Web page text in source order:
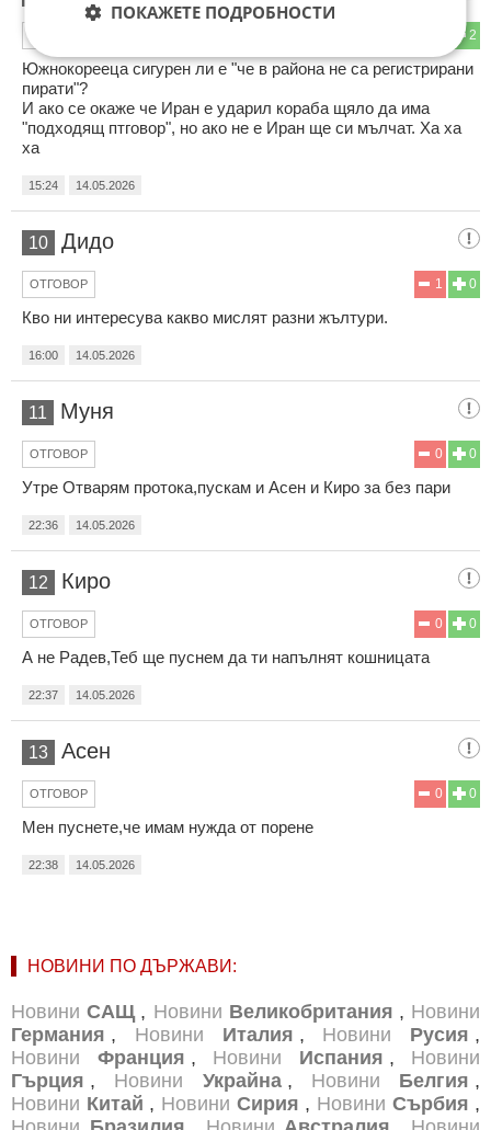
2
Южнокорееца сигурен ли е "че в района не са регистрирани
пирати"?
И ако се окаже че Иран е ударил кораба щяло да има
"подходящ птговор", но ако не е Иран ще си мълчат. Ха ха
ха
15:24 14.05.2026
10 Дидо
0
1
ОТГОВОР
Кво ни интересува какво мислят разни жълтури.
16:00 14.05.2026
11 Муня
0
0
ОТГОВОР
Утре Отварям протока,пускам и Асен и Киро за без пари
22:36 14.05.2026
12 Киро
0
0
ОТГОВОР
А не Радев,Теб ще пуснем да ти напълнят кошницата
22:37 14.05.2026
13 Асен
0
0
ОТГОВОР
Мен пуснете,че имам нужда от порене
22:38 14.05.2026
НОВИНИ ПО ДЪРЖАВИ:
Новини САЩ , Новини Великобритания , Новини
Германия , Новини Италия , Новини Русия ,
Новини
Франция , Новини Испания , Новини
Гърция , Новини Украйна , Новини Белгия ,
Новини Китай , Новини Сирия , Новини Сърбия ,
ПОКАЖЕТЕ ПОДРОБНОСТИ